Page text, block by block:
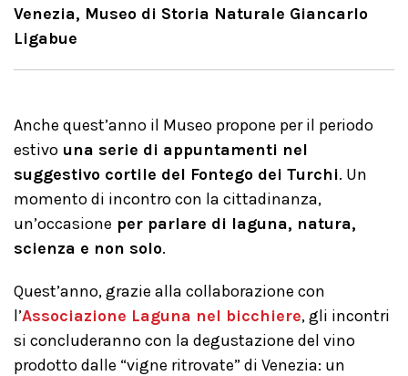
Venezia, Museo di Storia Naturale Giancarlo
Ligabue
Anche quest’anno il Museo propone per il periodo
estivo una serie di appuntamenti nel
suggestivo cortile del Fontego dei Turchi. Un
momento di incontro con la cittadinanza,
un’occasione per parlare di laguna, natura,
scienza e non solo.
Quest’anno, grazie alla collaborazione con
l’Associazione Laguna nel bicchiere, gli incontri
si concluderanno con la degustazione del vino
prodotto dalle “vigne ritrovate” di Venezia: un